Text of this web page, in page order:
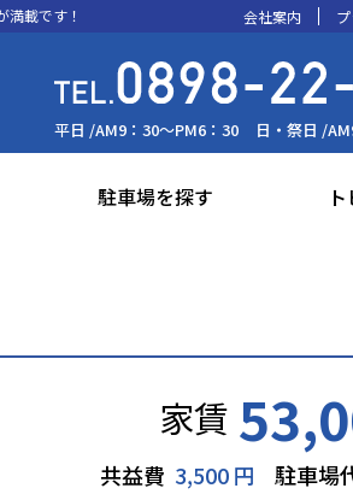
載です！ 会社案内
平日 /AM9：30～PM6：30 日・祭日 /
駐車場を探す
家賃
共益費 3,500 円 駐車場